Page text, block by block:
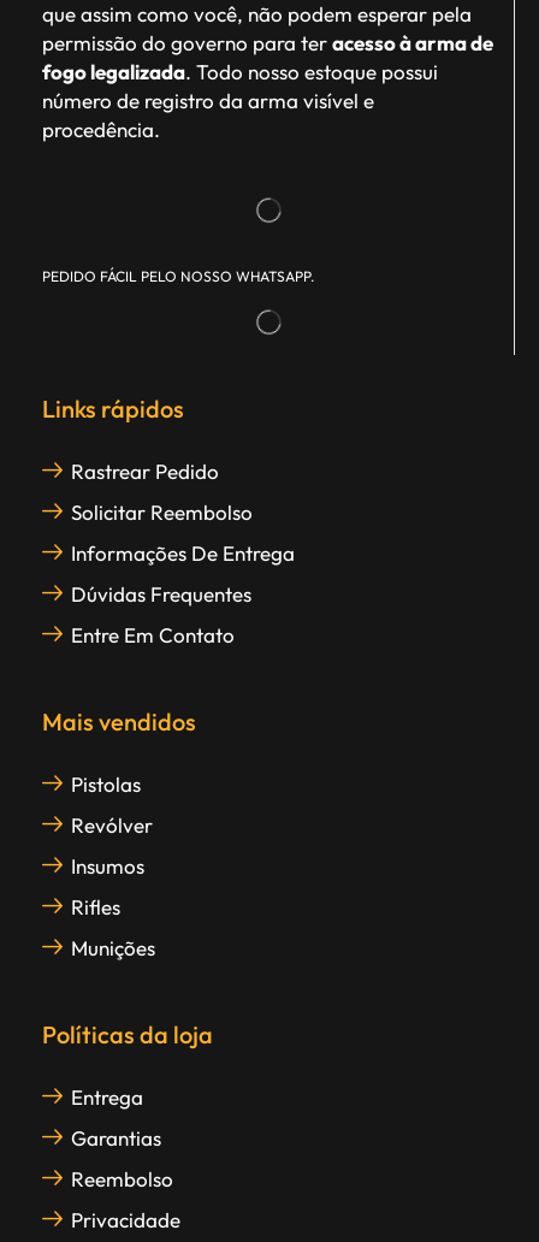
que assim como você, não podem esperar pela
permissão do governo para teracesso à arma de
fogo legalizada. Todo nosso estoque possui
número de registro da arma visível e
procedência.
PEDIDO FÁCIL PELO NOSSO WHATSAPP.
Links rápidos
Rastrear Pedido
Solicitar Reembolso
Informações De Entrega
Dúvidas Frequentes
Entre Em Contato
Mais vendidos
Pistolas
Revólver
Insumos
Rifles
Munições
Políticas da loja
Entrega
Garantias
Reembolso
Privacidade